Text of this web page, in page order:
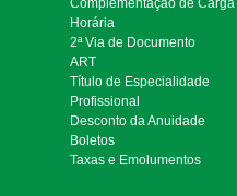
Horária
2ª Via de Documento
ART
Título de Especialidade
Profissional
Desconto da Anuidade
Boletos
Taxas e Emolumentos